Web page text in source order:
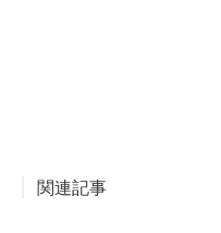
関連記事